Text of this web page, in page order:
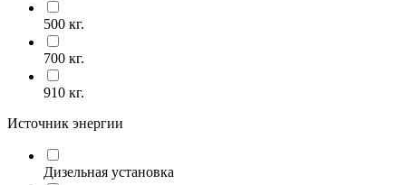
500 кг.
700 кг.
910 кг.
Источник энергии
Дизельная установка